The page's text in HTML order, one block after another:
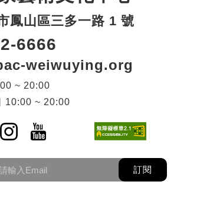
鳳山區三多一路 1 號
6666
weiwuying.org
~ 20:00
10:00 ~ 20:00
視窗)
)
開新視窗)
Instagram(另開新視窗)
YouTube(另開新視窗)
訂閱